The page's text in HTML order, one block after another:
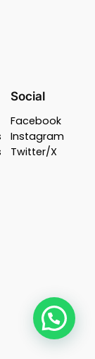
Social
Facebook
Instagram
Twitter/X